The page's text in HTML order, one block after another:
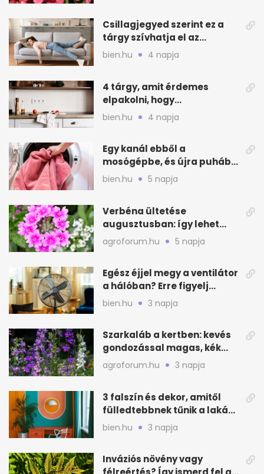
Csillagjegyed szerint ez a
tárgy szívhatja el az
otthonod energiáját
bien.hu 4 napja
4 tárgy, amit érdemes
elpakolni, hogy
hűvösebbnek tűnjön a lakás
bien.hu 4 napja
Egy kanál ebből a
mosógépbe, és újra puhább
lesz a törölköző
bien.hu 5 napja
Verbéna ültetése
augusztusban: így lehet
még idén virágos a kert
agroforum.hu 5 napja
Egész éjjel megy a ventilátor
a hálóban? Erre figyelj
alvásnál nyáron
bien.hu 3 napja
Szarkaláb a kertben: kevés
gondozással magas, kék
virágfalat ad
agroforum.hu 3 napja
3 falszín és dekor, amitől
fülledtebbnek tűnik a lakás
nyáron
bien.hu 3 napja
Inváziós növény vagy